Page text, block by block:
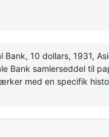
Bank, 10 dollars, 1931,
Bank samlerseddel til
med en specifik